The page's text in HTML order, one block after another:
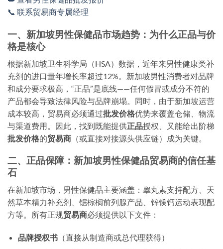
📞 联系贸易商专属经理
一、新加坡男性保健品市场趋势：为什么正品与价
格是核心
根据新加坡卫生科学局（HSA）数据，近年来男性健康类补
充剂的进口量年增长率超过12%。新加坡男性消费者对品牌
和成分要求极高， “正品”是底线——任何假冒或成分不符的
产品都会导致法律风险与品牌崩塌。同时，由于新加坡运营
成本较高，贸易商必须通过批发价格优势来覆盖仓储、物流
与渠道费用。因此，找到既能提供正品授权、又能给出阶梯
批发价格的贸易商 （或直接对接源头供应链）成为关键。
二、正品保障：新加坡男性保健品贸易商的信任基
石
在新加坡市场，男性保健品主要涵盖：睾丸素支持配方、天
然草本精力补充剂、锯棕榈前列腺产品、锌镁钙运动表现配
方等。所有正规贸易商必须提供以下文件：
品牌授权书（直接从制造商或总代理获得）